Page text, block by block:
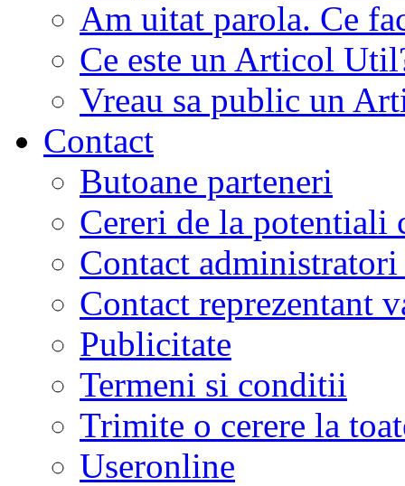
Am uitat parola. Ce
Ce este un Articol
Vreau sa public un
Contact
Butoane parteneri
Cereri de la potentiali
Contact
Contact reprezentant
Publicitate
Termeni si conditii
Trimite o cerere la
Useronline